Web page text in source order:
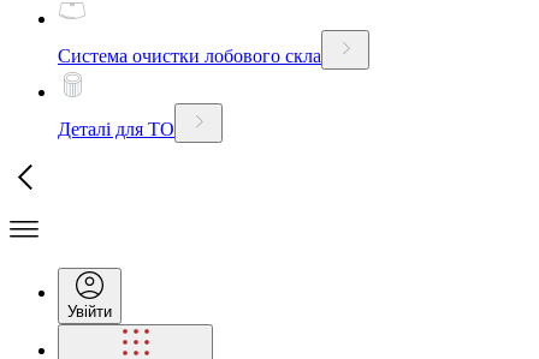
Система очистки лобового скла
Деталі для ТО
Увійти